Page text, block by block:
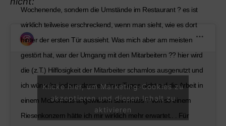
Wochenende, sondern die Umstände im Restaurant ? es ist
wirklich teilweise erschreckend, wenn man sieht, wie es dort
hinter der ersten Tür aussieht. Was mich aber am meisten
gestört hat, war der Umgang mit den Mitarbeitern ?? hier wird
die (z.T.) Hilflosigkeit der Mitarbeiter schamlos ausgenutzt und
ich wünsche jedem, dass er eines Tages nicht auf die Arbeit in
einem McDonalds angewiesen sein muss ? von so einem
Riesenkonzern hätte ich mir wirklich mehr erwartet.. . Für
Klicke hier, um Marketing-Cookies zu
akzeptieren und diesen Inhalt zu
aktivieren